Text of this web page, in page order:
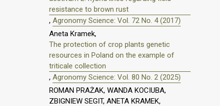
resistance to brown rust
, Agronomy Science: Vol. 72 No. 4 (2017)
Aneta Kramek,
The protection of crop plants genetic
resources in Poland on the example of
triticale collection
, Agronomy Science: Vol. 80 No. 2 (2025)
ROMAN PRAŻAK, WANDA KOCIUBA,
ZBIGNIEW SEGIT, ANETA KRAMEK,